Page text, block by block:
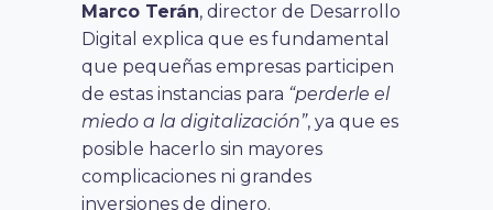
Marco Terán, director de Desarrollo
Digital explica que es fundamental
que pequeñas empresas participen
de estas instancias para “perderle el
miedo a la digitalización”, ya que es
posible hacerlo sin mayores
complicaciones ni grandes
inversiones de dinero.